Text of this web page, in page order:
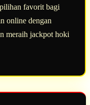
favorit bagi
online dengan
meraih jackpot hoki